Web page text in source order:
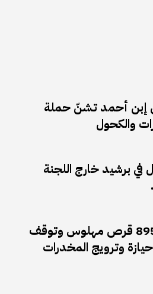
إبن أحمد تشنّ حملة
والكحول
في برشيد خارج اللجنة
شرطة طنجة تحجز 8955 قرص مهلوس وتوقف
وترويج المخدرات